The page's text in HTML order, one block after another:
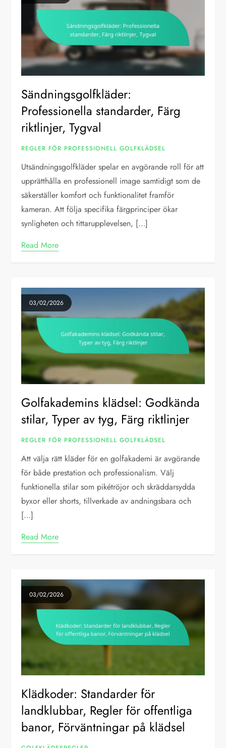
Sändningsgolfkläder:
Professionella standarder, Färg
riktlinjer, Tygval
REGLER FÖR PROFESSIONELL GOLFKLÄDSEL
Utsändningsgolfkläder spelar en avgörande roll för att
upprätthålla en professionell image samtidigt som de
säkerställer komfort och funktionalitet framför
kameran. Att följa specifika färgprinciper ökar
synligheten och tittarupplevelsen, […]
Read More
03/02/2026
Golfakademins klädsel: Godkända
stilar, Typer av tyg, Färg riktlinjer
REGLER FÖR PROFESSIONELL GOLFKLÄDSEL
Att välja rätt kläder för en golfakademi är avgörande
för både prestation och professionalism. Välj
funktionella stilar som pikétröjor och skräddarsydda
byxor eller shorts, tillverkade av andningsbara och
[…]
Read More
03/02/2026
Klädkoder: Standarder för
landklubbar, Regler för offentliga
banor, Förväntningar på klädsel